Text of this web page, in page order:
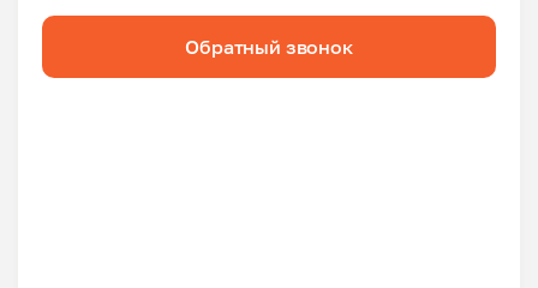
Обратный звонок